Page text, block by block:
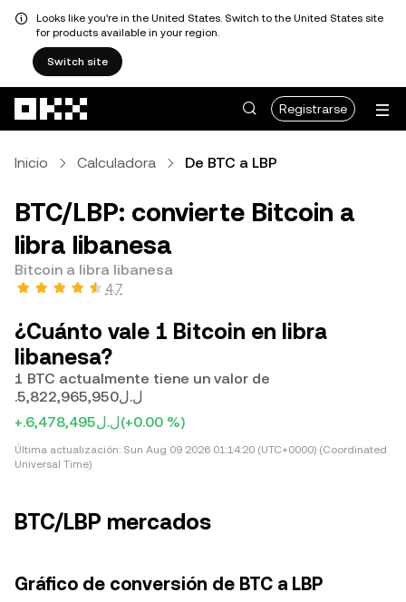
Looks like you're in the United States. Switch to the United States site
for products available in your region.
Switch site
Registrarse
Inicio Calculadora De BTC a LBP
BTC/LBP: convierte Bitcoin a
libra libanesa
Bitcoin a libra libanesa
4.7
¿Cuánto vale 1 Bitcoin en libra
libanesa?
1 BTC actualmente tiene un valor de
.ل.ل5,822,965,950
+.ل.ل6,478,495(+0.00 %)
Última actualización: Sun Aug 09 2026 01:14:20 (UTC+0000) (Coordinated
Universal Time)
BTC/LBP mercados
Gráfico de conversión de BTC a LBP